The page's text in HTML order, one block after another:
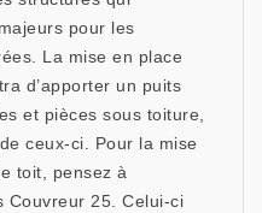
pour les
La mise en place
d’apporter un puits
et pièces sous toiture,
ceux-ci. Pour la mise
toit, pensez à
Couvreur 25. Celui-ci